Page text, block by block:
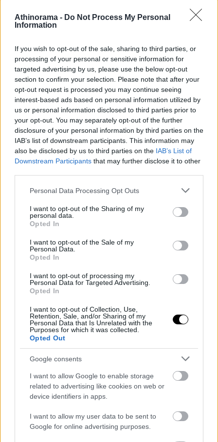
Athinorama - Do Not Process My Personal
Information
If you wish to opt-out of the sale, sharing to third parties, or
processing of your personal or sensitive information for
targeted advertising by us, please use the below opt-out
section to confirm your selection. Please note that after your
opt-out request is processed you may continue seeing
interest-based ads based on personal information utilized by
us or personal information disclosed to third parties prior to
your opt-out. You may separately opt-out of the further
disclosure of your personal information by third parties on the
IAB’s list of downstream participants. This information may
also be disclosed by us to third parties on the IAB’s List of
Downstream Participants that may further disclose it to other
Please note that this website/app uses one or more Google
not limited to your visit or usage behaviour. You may click to
grant or deny consent to Google and its third-party tags to
use your data for below specified purposes in below Google
consent section.
Personal Data Processing Opt Outs
I want to opt-out of the Sharing of my
personal data.
Opted In
I want to opt-out of the Sale of my
Personal Data.
Opted In
I want to opt-out of processing my
Personal Data for Targeted Advertising.
Opted In
I want to opt-out of Collection, Use,
Retention, Sale, and/or Sharing of my
Personal Data that Is Unrelated with the
Purposes for which it was collected.
Opted Out
Google consents
I want to allow Google to enable storage
related to advertising like cookies on web or
device identifiers in apps.
I want to allow my user data to be sent to
Google for online advertising purposes.
Fast and Furious
Crossroads: αντί να
παρακολουθείς, παίξε!
Windows 7, Windows 8.1:
συνταξιοδότηση επίσημη
τίτλους
μέλλον
ΣΗΜΕΡΑ
Ελληνική αγορά streaming: η παρούσα
Ποιά είναι σήμερα τα μερίδια αγοράς των Δικτυακών υπηρεσιών
ψυχαγωγίας που λειτουργούν επίσημα στην χώρα μας;